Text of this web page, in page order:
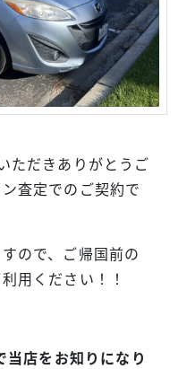
ただきありがとうご
査定でのご契約で
ので、ご帰国前の
用ください！！
店をお知りになり